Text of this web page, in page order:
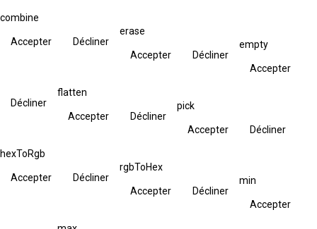
combine
Accepter Décliner
erase
Accepter Décliner
empty
Accepter
Décliner
flatten
Accepter Décliner
pick
Accepter Décliner
hexToRgb
Accepter Décliner
rgbToHex
Accepter Décliner
min
Accepter